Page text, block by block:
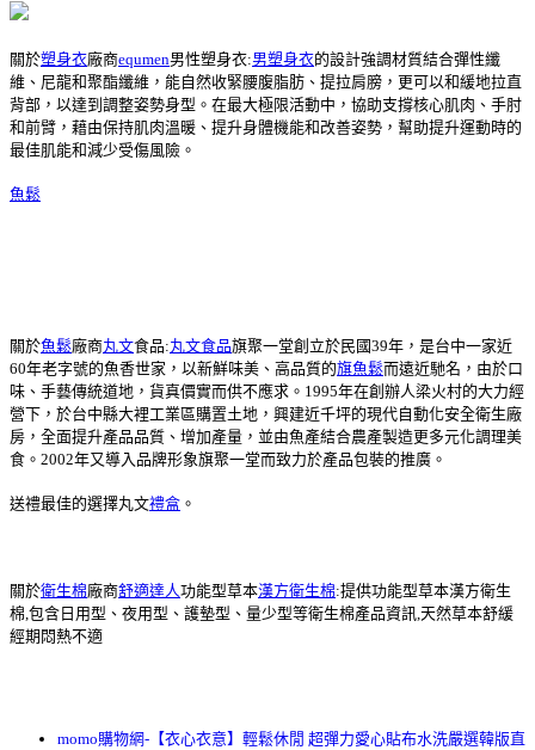
關於塑身衣廠商equmen男性塑身衣:男塑身衣的設計強調材質結合彈性纖
維、尼龍和聚酯纖維，能自然收緊腰腹脂肪、提拉肩膀，更可以和緩地拉直
背部，以達到調整姿勢身型。在最大極限活動中，協助支撐核心肌肉、手肘
和前臂，藉由保持肌肉溫暖、提升身體機能和改善姿勢，幫助提升運動時的
最佳肌能和減少受傷風險。
魚鬆
關於魚鬆廠商丸文食品:丸文食品旗聚一堂創立於民國39年，是台中一家近
60年老字號的魚香世家，以新鮮味美、高品質的旗魚鬆而遠近馳名，由於口
味、手藝傳統道地，貨真價實而供不應求。1995年在創辦人梁火村的大力經
營下，於台中縣大裡工業區購置土地，興建近千坪的現代自動化安全衛生廠
房，全面提升產品品質、增加產量，並由魚產結合農產製造更多元化調理美
食。2002年又導入品牌形象旗聚一堂而致力於產品包裝的推廣。
送禮最佳的選擇丸文禮盒 。
關於衛生棉廠商舒適達人功能型草本漢方衛生棉:提供功能型草本漢方衛生
棉,包含日用型、夜用型、護墊型、量少型等衛生棉產品資訊,天然草本舒緩
經期悶熱不適
momo購物網-【衣心衣意】輕鬆休閒 超彈力愛心貼布水洗嚴選韓版直